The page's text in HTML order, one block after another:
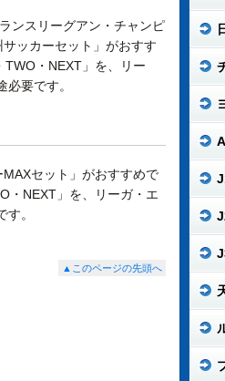
ンスリーグアン・チャンピ
ッカーセット」がおすす
・NEXT」を、リー
要です。
セット」がおすすめで
・NEXT」を、リーガ・エ
。
▲このページの先頭へ